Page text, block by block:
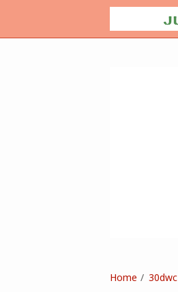
Home 30dwc